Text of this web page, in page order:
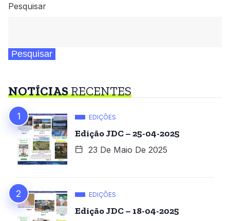
Pesquisar
Pesquisar
NOTÍCIASRECENTES
EDIÇÕES
Edição JDC – 25-04-2025
23 De Maio De 2025
EDIÇÕES
Edição JDC – 18-04-2025